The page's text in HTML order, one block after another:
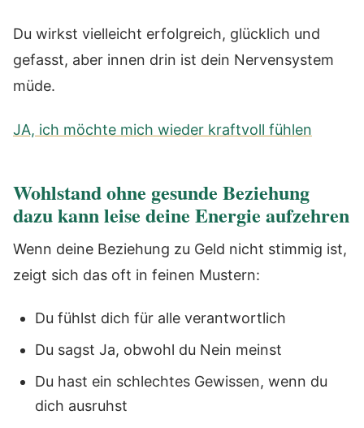
Du wirkst vielleicht erfolgreich, glücklich und
gefasst, aber innen drin ist dein Nervensystem
müde.
JA, ich möchte mich wieder kraftvoll fühlen
Wohlstand ohne gesunde Beziehung
dazu kann leise deine Energie aufzehren
Wenn deine Beziehung zu Geld nicht stimmig ist,
zeigt sich das oft in feinen Mustern:
Du fühlst dich für alle verantwortlich
Du sagst Ja, obwohl du Nein meinst
Du hast ein schlechtes Gewissen, wenn du
dich ausruhst